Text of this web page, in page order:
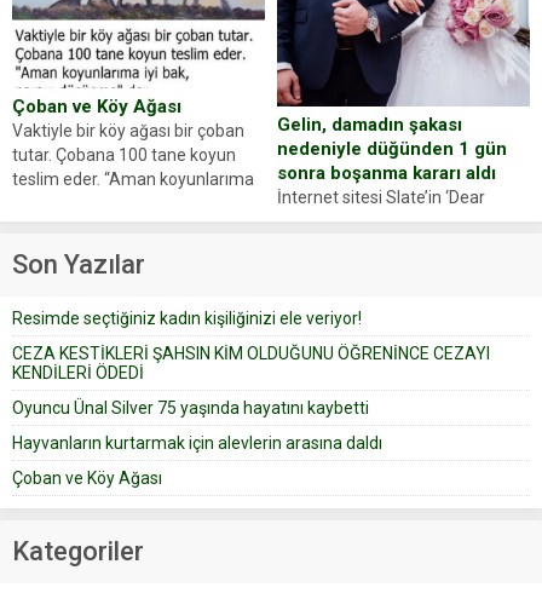
sosyal medya hesabında “Usta
Oyuncumuz ve çok değerli
dostumuz...
Yüzünde ve ellerinde yanıklar
oluşan Demir, kâbus dolu anları
anlattı… Merkeze bağlı...
Çoban ve Köy Ağası
Vaktiyle bir köy ağası bir çoban
tutar. Çobana 100 tane koyun
teslim eder. “Aman koyunlarıma
Çoban koyunları alır gider. Aylar...
Gelin, damadın şakası
nedeniyle düğünden 1 gün
sonra boşanma kararı aldı
İnternet sitesi Slate’in ‘Dear
Prudence’ isimli tavsiye köşesine
yapıştırdığı için düğünden...
Son Yazılar
Resimde seçtiğiniz kadın kişiliğinizi ele veriyor!
CEZA KESTİKLERİ ŞAHSIN KİM OLDUĞUNU ÖĞRENİNCE CEZAYI
KENDİLERİ ÖDEDİ
Oyuncu Ünal Silver 75 yaşında hayatını kaybetti
Hayvanların kurtarmak için alevlerin arasına daldı
Çoban ve Köy Ağası
Kategoriler